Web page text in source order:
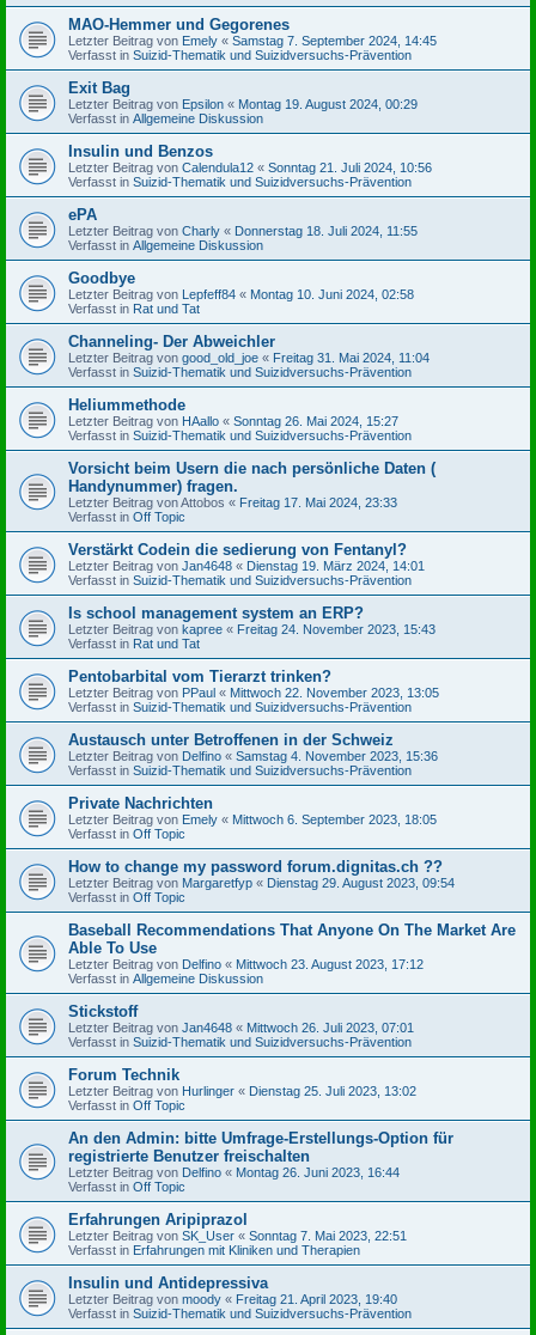
MAO-Hemmer und Gegorenes
Letzter Beitrag von Emely « Samstag 7. September 2024, 14:45
Verfasst in Suizid-Thematik und Suizidversuchs-Prävention
Exit Bag
Letzter Beitrag von Epsilon « Montag 19. August 2024, 00:29
Verfasst in Allgemeine Diskussion
Insulin und Benzos
Letzter Beitrag von Calendula12 « Sonntag 21. Juli 2024, 10:56
Verfasst in Suizid-Thematik und Suizidversuchs-Prävention
ePA
Letzter Beitrag von Charly « Donnerstag 18. Juli 2024, 11:55
Verfasst in Allgemeine Diskussion
Goodbye
Letzter Beitrag von Lepfeff84 « Montag 10. Juni 2024, 02:58
Verfasst in Rat und Tat
Channeling- Der Abweichler
Letzter Beitrag von good_old_joe « Freitag 31. Mai 2024, 11:04
Verfasst in Suizid-Thematik und Suizidversuchs-Prävention
Heliummethode
Letzter Beitrag von HAallo « Sonntag 26. Mai 2024, 15:27
Verfasst in Suizid-Thematik und Suizidversuchs-Prävention
Vorsicht beim Usern die nach persönliche Daten (
Handynummer) fragen.
Letzter Beitrag vonAttobos « Freitag 17. Mai 2024, 23:33
Verfasst in Off Topic
Verstärkt Codein die sedierung von Fentanyl?
Letzter Beitrag von Jan4648 « Dienstag 19. März 2024, 14:01
Verfasst in Suizid-Thematik und Suizidversuchs-Prävention
Is school management system an ERP?
Letzter Beitrag von kapree « Freitag 24. November 2023, 15:43
Verfasst in Rat und Tat
Pentobarbital vom Tierarzt trinken?
Letzter Beitrag von PPaul « Mittwoch 22. November 2023, 13:05
Verfasst in Suizid-Thematik und Suizidversuchs-Prävention
Austausch unter Betroffenen in der Schweiz
Letzter Beitrag von Delfino « Samstag 4. November 2023, 15:36
Verfasst in Suizid-Thematik und Suizidversuchs-Prävention
Private Nachrichten
Letzter Beitrag von Emely « Mittwoch 6. September 2023, 18:05
Verfasst in Off Topic
How to change my password forum.dignitas.ch ??
Letzter Beitrag von Margaretfyp « Dienstag 29. August 2023, 09:54
Verfasst in Off Topic
Baseball Recommendations That Anyone On The Market Are
Able To Use
Letzter Beitrag von Delfino « Mittwoch 23. August 2023, 17:12
Verfasst in Allgemeine Diskussion
Stickstoff
Letzter Beitrag von Jan4648 « Mittwoch 26. Juli 2023, 07:01
Verfasst in Suizid-Thematik und Suizidversuchs-Prävention
Forum Technik
Letzter Beitrag von Hurlinger « Dienstag 25. Juli 2023, 13:02
Verfasst in Off Topic
An den Admin: bitte Umfrage-Erstellungs-Option für
registrierte Benutzer freischalten
Letzter Beitrag von Delfino « Montag 26. Juni 2023, 16:44
Verfasst in Off Topic
Erfahrungen Aripiprazol
Letzter Beitrag von SK_User « Sonntag 7. Mai 2023, 22:51
Verfasst in Erfahrungen mit Kliniken und Therapien
Insulin und Antidepressiva
Letzter Beitrag von moody « Freitag 21. April 2023, 19:40
Verfasst in Suizid-Thematik und Suizidversuchs-Prävention